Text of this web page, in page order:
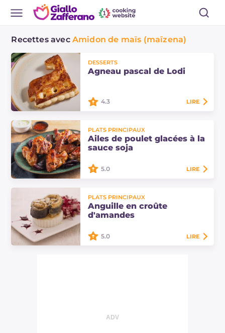
Recettes avec Amidon de maïs (maïzena)
DESSERTS
Agneau pascal de Lodi
dessert en pâte feuilletée de forme
symbolique, garni de crème
diplomate. Découvrez cette recette
4.3 LIRE
PLATS PRINCIPAUX
Ailes de poulet glacées à la
sauce soja
sauce soja sont un plat principal
savoureux, enrichi d'une sauce
aigre-douce qui en rehausse le
5.0 LIRE
PLATS PRINCIPAUX
Anguille en croûte
d'amandes
5.0 LIRE